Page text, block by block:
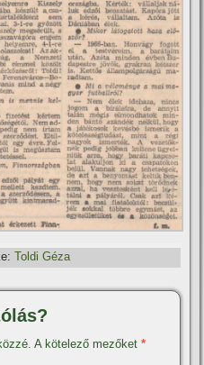
Toldi Géza
A kötelező mezőket*